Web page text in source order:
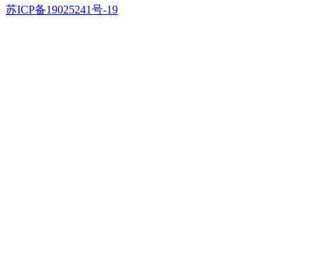
苏ICP备19025241号-19